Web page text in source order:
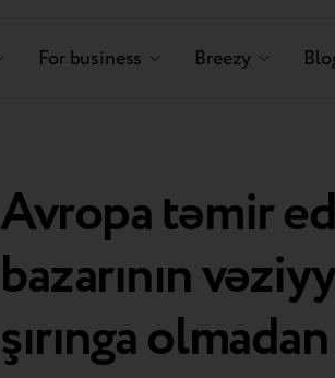
For business Breezy
Avropa təmir
bazarının
şırınga olmadan